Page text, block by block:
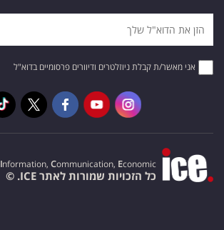
אני מאשר/ת קבלת ניוזלטרים ודיוורים פרסומיים בדוא"ל
Information, Communication, Economic
כל הזכויות שמורות לאתר ICE. ©